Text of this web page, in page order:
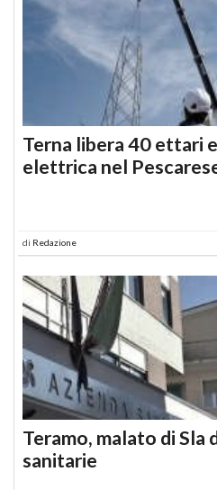
Terna libera 40 ettari
elettrica nel
di Redazione
Teramo, malato di Sla
sanitarie